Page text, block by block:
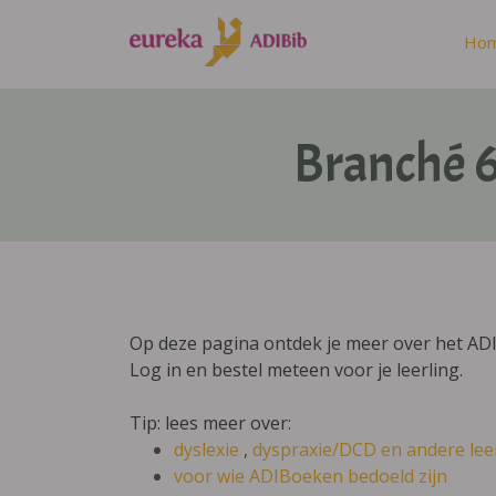
Branché
Op deze pagina ontdek je meer over het
Log in en bestel meteen voor je leerling.
Tip: lees meer over:
dyslexie , dyspraxie/DCD en andere
voor wie ADIBoeken bedoeld zijn